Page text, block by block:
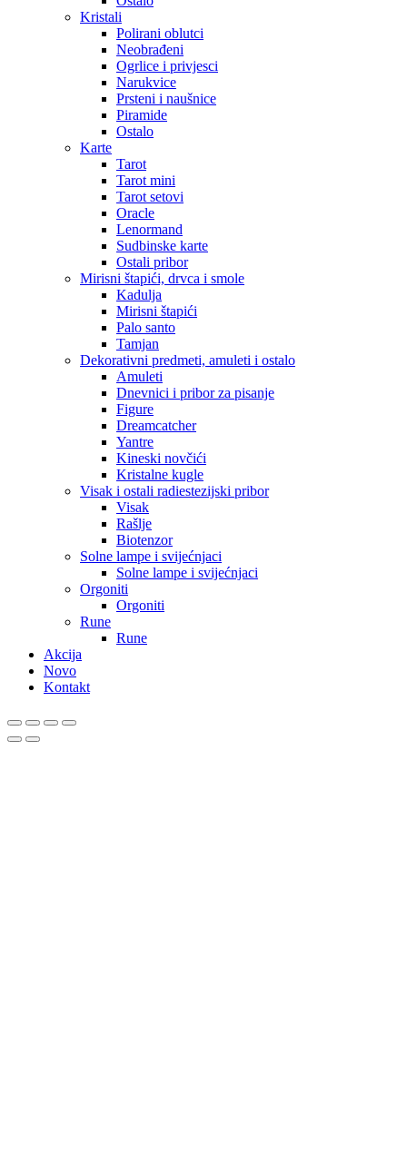
Kristali
Polirani oblutci
Neobrađeni
Ogrlice i privjesci
Narukvice
Prsteni i naušnice
Piramide
Ostalo
Karte
Tarot
Tarot mini
Tarot setovi
Oracle
Lenormand
Sudbinske karte
Ostali pribor
Mirisni štapići, drvca i smole
Kadulja
Mirisni štapići
Palo santo
Tamjan
Dekorativni predmeti, amuleti i ostalo
Amuleti
Dnevnici i pribor za pisanje
Figure
Dreamcatcher
Yantre
Kineski novčići
Kristalne kugle
Visak i ostali radiestezijski pribor
Visak
Rašlje
Biotenzor
Solne lampe i svijećnjaci
Solne lampe i svijećnjaci
Orgoniti
Orgoniti
Rune
Rune
Akcija
Novo
Kontakt